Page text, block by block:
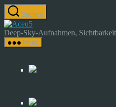
Zum
Inhalt
springen
Suchen
Astrocamp
–
Astrofotografie
Sky-
Deep-Sky-Aufnahmen,
Menü